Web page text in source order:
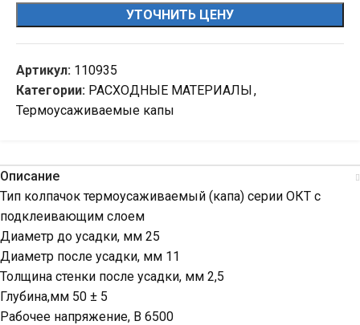
УТОЧНИТЬ ЦЕНУ
Артикул: 110935
Категории: РАСХОДНЫЕ МАТЕРИАЛЫ,
Термоусаживаемые капы
Описание
Тип колпачок термоусаживаемый (капа) серии ОКТ с
подклеивающим слоем
Диаметр до усадки, мм 25
Диаметр после усадки, мм 11
Толщина стенки после усадки, мм 2,5
Глубина,мм 50 ± 5
Рабочее напряжение, В 6500